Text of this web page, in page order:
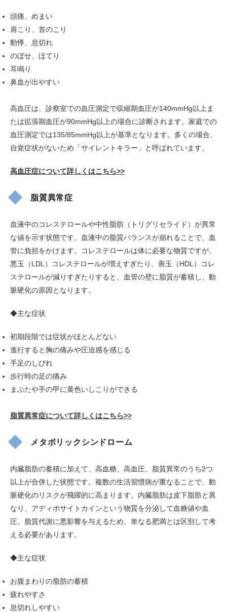
頭痛、めまい
肩こり、首のこり
動悸、息切れ
のぼせ、ほてり
耳鳴り
鼻血が出やすい
高血圧は、診察室での血圧測定で収縮期血圧が140mmHg以上ま
たは拡張期血圧が90mmHg以上の場合に診断されます。家庭での
血圧測定では135/85mmHg以上が基準となります。多くの場合、
自覚症状がないため「サイレントキラー」と呼ばれています。
高血圧症について詳しくはこちら>>
脂質異常症
血液中のコレステロールや中性脂肪（トリグリセライド）が異常
な値を示す状態です。血液中の脂質バランスが崩れることで、血
管に負担をかけます。コレステロールは体に必要な物質ですが、
悪玉（LDL）コレステロールが増えすぎたり、善玉（HDL）コレ
ステロールが減りすぎたりすると、血管の壁に脂質が蓄積し、動
脈硬化の原因となります。
◆主な症状
初期段階では症状がほとんどない
進行すると胸の痛みや圧迫感を感じる
手足のしびれ
歩行時の足の痛み
まぶたや手の甲に黄色いしこりができる
脂質異常症について詳しくはこちら>>
メタボリックシンドローム
内臓脂肪の蓄積に加えて、高血糖、高血圧、脂質異常のうち2つ
以上が合併した状態です。複数の生活習慣病が重なることで、動
脈硬化のリスクが飛躍的に高まります。内臓脂肪は皮下脂肪と異
なり、アディポサイトカインという物質を分泌して血糖値や血
圧、脂質代謝に悪影響を与えるため、単なる肥満とは区別して考
える必要があります。
◆主な症状
お腹まわりの脂肪の蓄積
疲れやすさ
息切れしやすい